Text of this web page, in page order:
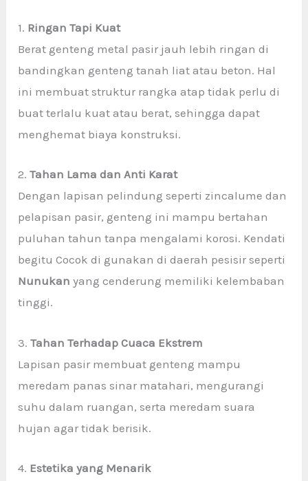
1. Ringan Tapi Kuat
Berat genteng metal pasir jauh lebih ringan di
bandingkan genteng tanah liat atau beton. Hal
ini membuat struktur rangka atap tidak perlu di
buat terlalu kuat atau berat, sehingga dapat
menghemat biaya konstruksi.
2.Tahan Lama dan Anti Karat
Dengan lapisan pelindung seperti zincalume dan
pelapisan pasir, genteng ini mampu bertahan
puluhan tahun tanpa mengalami korosi. Kendati
begitu Cocok di gunakan di daerah pesisir seperti
Nunukan yang cenderung memiliki kelembaban
tinggi.
3.Tahan Terhadap Cuaca Ekstrem
Lapisan pasir membuat genteng mampu
meredam panas sinar matahari, mengurangi
suhu dalam ruangan, serta meredam suara
hujan agar tidak berisik.
4. Estetika yang Menarik